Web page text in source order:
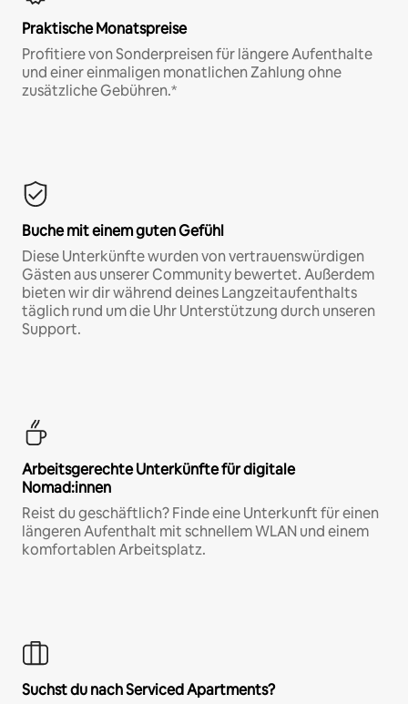
Praktische Monatspreise
Profitiere von Sonderpreisen für längere Aufenthalte
und einer einmaligen monatlichen Zahlung ohne
zusätzliche Gebühren.*
Buche mit einem guten Gefühl
Diese Unterkünfte wurden von vertrauenswürdigen
Gästen aus unserer Community bewertet. Außerdem
bieten wir dir während deines Langzeitaufenthalts
täglich rund um die Uhr Unterstützung durch unseren
Support.
Arbeitsgerechte Unterkünfte für digitale
Nomad:innen
Reist du geschäftlich? Finde eine Unterkunft für einen
längeren Aufenthalt mit schnellem WLAN und einem
komfortablen Arbeitsplatz.
Suchst du nach Serviced Apartments?